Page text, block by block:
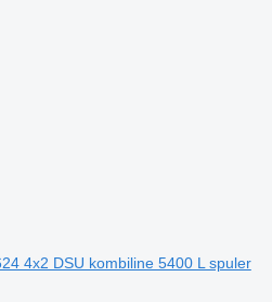
4x2 DSU kombiline 5400 L spuler